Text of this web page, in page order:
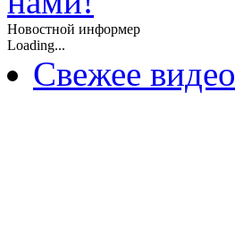
Новостной информер
Loading...
Свежее видео